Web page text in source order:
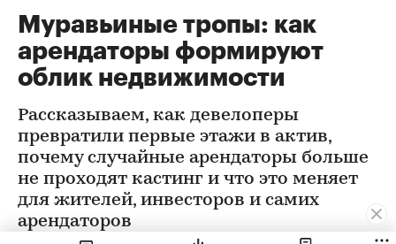
Муравьиные тропы: как
арендаторы формируют
облик недвижимости
Рассказываем, как девелоперы
превратили первые этажи в актив,
почему случайные арендаторы больше
не проходят кастинг и что это меняет
для жителей, инвесторов и самих
арендаторов